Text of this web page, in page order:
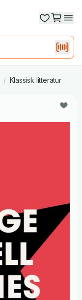
/ Klassisk litteratur